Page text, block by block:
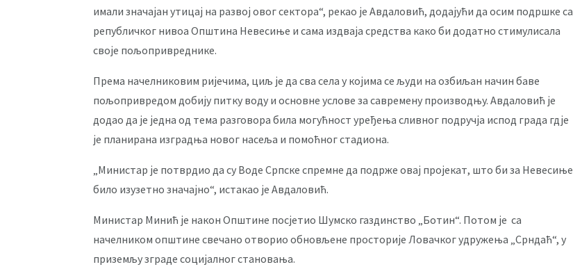
имали значајан утицај на развој овог сектора“, рекао је Авдаловић, додајући да осим подршке са
републичког нивоа Општина Невесиње и сама издваја средства како би додатно стимулисала
своје пољопривреднике.
Према начелниковим ријечима, циљ је да сва села у којима се људи на озбиљан начин баве
пољопривредом добију питку воду и основне услове за савремену производњу. Авдаловић је
додао да је једна од тема разговора била могућност уређења сливног подручја испод града гдје
је планирана изградња новог насеља и помоћног стадиона.
„Министар је потврдио да су Воде Српске спремне да подрже овај пројекат, што би за Невесиње
било изузетно значајно“, истакао је Авдаловић.
Министар Минић је након Општине посјетио Шумско газдинство „Ботин“. Потом је са
начелником општине свечано отворио обновљене просторије Ловачког удружења „Срндаћ“, у
приземљу зграде социјалног становања.